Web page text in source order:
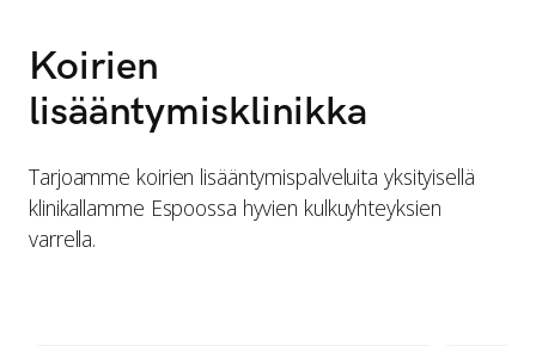
Koirien
lisääntymisklinikka
Tarjoamme koirien lisääntymispalveluita yksityisellä
klinikallamme Espoossa hyvien kulkuyhteyksien
varrella.